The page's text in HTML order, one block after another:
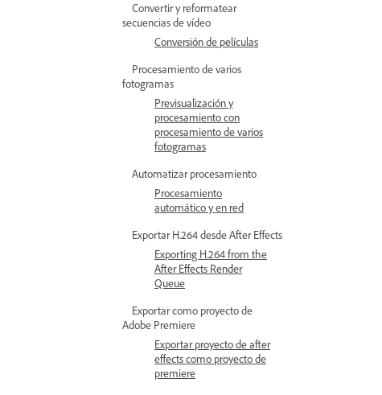
Convertir y reformatear
secuencias de vídeo
Conversión de películas
Procesamiento de varios
fotogramas
Previsualización y
procesamiento con
procesamiento de varios
fotogramas
Automatizar procesamiento
Procesamiento
automático y en red
Exportar H.264 desde After Effects
Exporting H.264 from the
After Effects Render
Queue
Exportar como proyecto de
Adobe Premiere
Exportar proyecto de after
effects como proyecto de
premiere